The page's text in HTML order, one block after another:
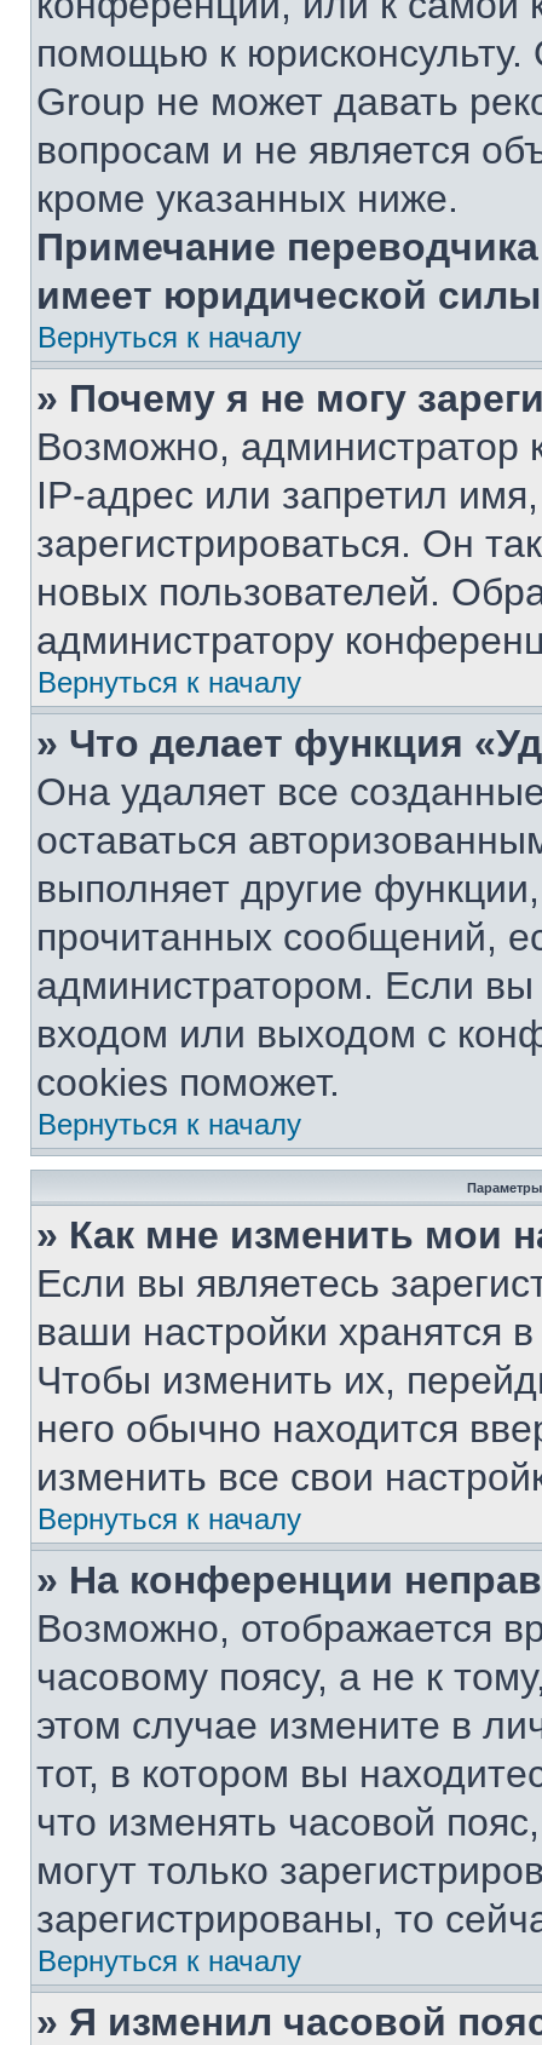
помощью к
Group не может давать
вопросам и не является
кроме указанных ниже.
Примечание
имеет юридической
Вернуться к началу
» Почему я не могу
Возможно, администратор
IP-адрес или запретил
зарегистрироваться. Он
новых пользователей.
администратору
Вернуться к началу
» Что делает функция
Она удаляет все
оставаться
выполняет другие
прочитанных сообщений,
администратором. Если
входом или выходом с
cookies поможет.
Вернуться к началу
Параметры
» Как мне изменить мои
Если вы являетесь
ваши настройки хранятся
Чтобы изменить их,
него обычно находится
изменить все свои
Вернуться к началу
» На конференции
Возможно, отображается
часовому поясу, а не к
этом случае измените в
тот, в котором вы
что изменять часовой
могут только
зарегистрированы, то
Вернуться к началу
» Я изменил часовой